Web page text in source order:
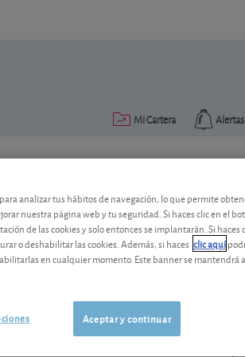
Alertas
Mi Cartera
vuelta a los beneficios
perspectivas del fabricante
a la senda de los beneficios
analizar tus hábitos de navegación, lo que permite
nuestra página web y tu seguridad. Si haces clic en el
de las cookies y solo entonces se implantarán. Si haces
o deshabilitar las cookies. Además, si haces clic aquí
en cualquier momento. Este banner se mantendrá
Aceptar y continuar